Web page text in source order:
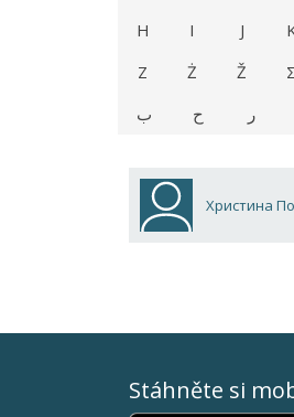
H
I J
Z
Ż Ž
ب
ح ر
Христина
Stáhněte si